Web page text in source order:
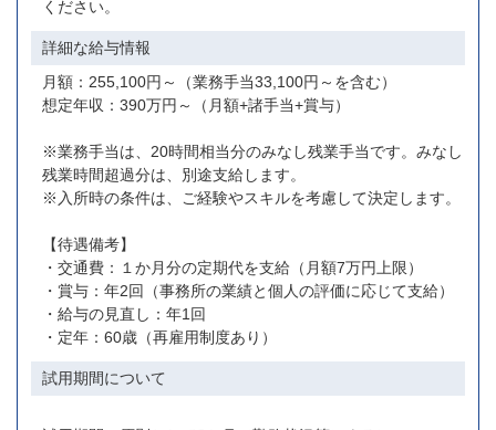
ください。
詳細な給与情報
月額：255,100円～（業務手当33,100円～を含む）
想定年収：390万円～（月額+諸手当+賞与）
※業務手当は、20時間相当分のみなし残業手当です。みなし
残業時間超過分は、別途支給します。
※入所時の条件は、ご経験やスキルを考慮して決定します。
【待遇備考】
・交通費：１か月分の定期代を支給（月額7万円上限）
・賞与：年2回（事務所の業績と個人の評価に応じて支給）
・給与の見直し：年1回
・定年：60歳（再雇用制度あり）
試用期間について